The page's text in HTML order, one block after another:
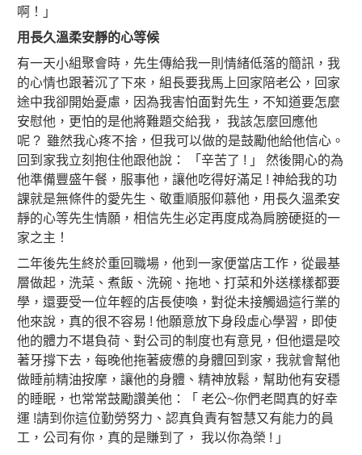
啊！」
用長久溫柔安靜的心等候
有一天小組聚會時，先生傳給我一則情緒低落的簡訊，我
的心情也跟著沉了下來，組長要我馬上回家陪老公，回家
途中我卻開始憂慮，因為我害怕面對先生，不知道要怎麼
安慰他，更怕的是他將難題交給我， 我該怎麼回應他
呢 ? 雖然我心疼不捨，但我可以做的是鼓勵他給他信心。
回到家我立刻抱住他跟他說： 「辛苦了 ! 」 然後開心的為
他準備豐盛午餐，服事他，讓他吃得好滿足 ! 神給我的功
課就是無條件的愛先生、敬重順服仰慕他，用長久溫柔安
靜的心等先生情願，相信先生必定再度成為肩膀硬挺的一
家之主！
二年後先生終於重回職場，他到一家便當店工作，從最基
層做起，洗菜、煮飯、洗碗、拖地、打菜和外送樣樣都要
學，還要受一位年輕的店長使喚，對從未接觸過這行業的
他來說，真的很不容易 ! 他願意放下身段虛心學習，即使
他的體力不堪負荷、對公司的制度也有意見，但他還是咬
著牙撐下去，每晚他拖著疲憊的身體回到家，我就會幫他
做睡前精油按摩，讓他的身體、精神放鬆，幫助他有安穩
的睡眠，也常常鼓勵讚美他：「 老公~你們老闆真的好幸
運 !請到你這位勤勞努力、認真負責有智慧又有能力的員
工，公司有你，真的是賺到了， 我以你為榮 ! 」